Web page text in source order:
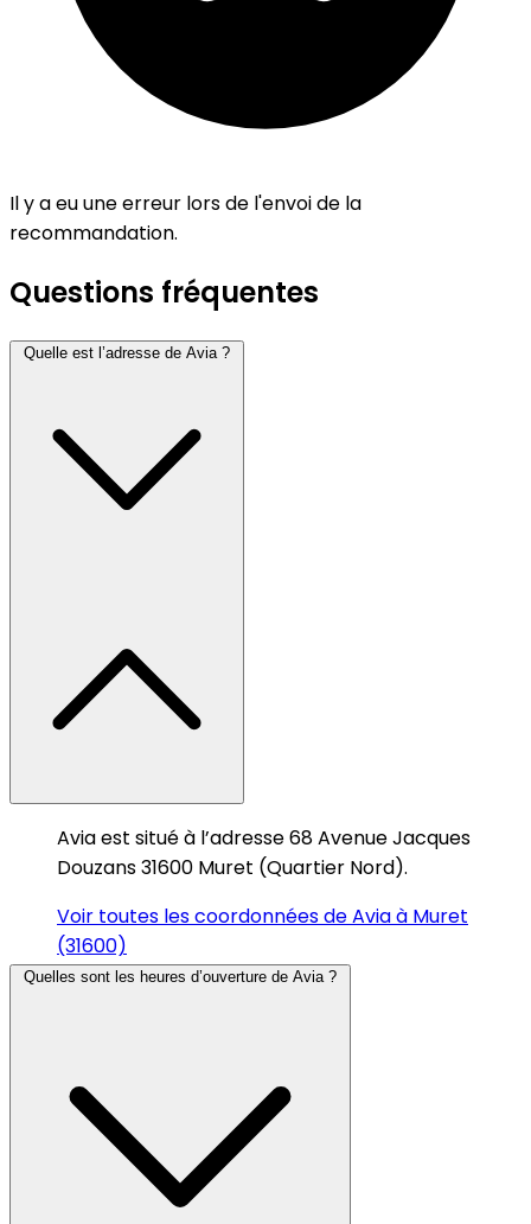
Il y a eu une erreur lors de l'envoi de la
recommandation.
Questions fréquentes
Quelle est l’adresse de Avia ?
Avia est situé à l’adresse 68 Avenue Jacques
Douzans 31600 Muret (Quartier Nord).
Voir toutes les coordonnées de Avia à Muret
(31600)
Quelles sont les heures d’ouverture de Avia ?